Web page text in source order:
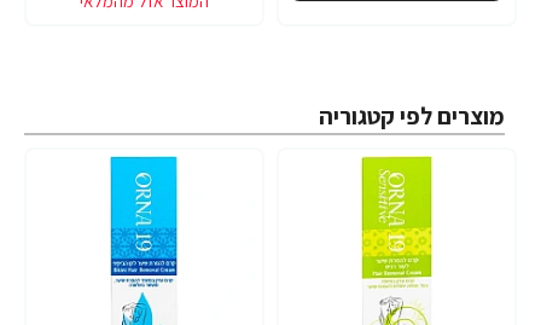
מוצרים לפי קטגוריה